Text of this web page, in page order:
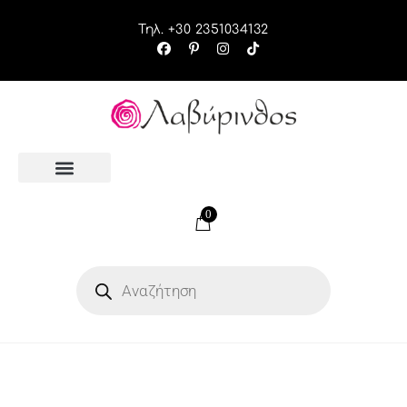
Τηλ. +30 2351034132
0